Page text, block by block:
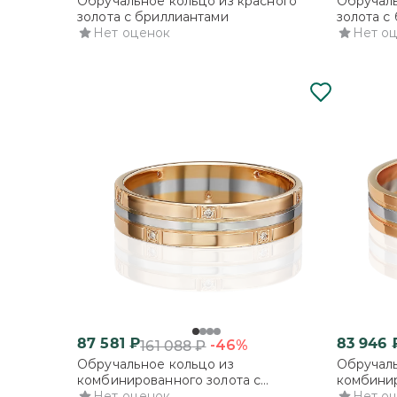
золота с бриллиантами
Нет оценок
золота
Нет
87 581 ₽161 088₽ -46%
Обручальное кольцо из
комбинированного золота с
83 946